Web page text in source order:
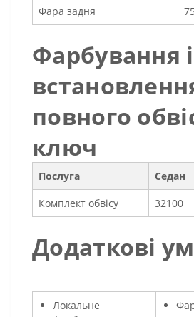
Фара задня
Фарбування і
повного
ключ
Послуга Седан
Комплект обвісу
32100
Додаткові
Локальне